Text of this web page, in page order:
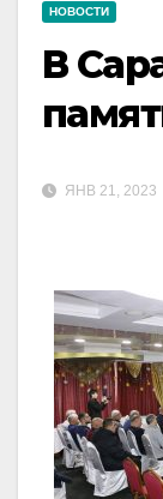
НОВОСТИ
В
ЯНВ 21, 2023